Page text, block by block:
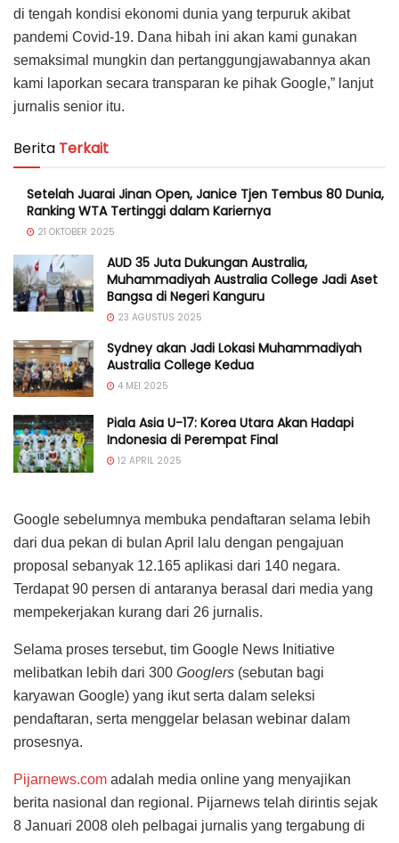
di tengah kondisi ekonomi dunia yang terpuruk akibat
pandemi Covid-19. Dana hibah ini akan kami gunakan
semaksimal mungkin dan pertanggungjawabannya akan
kami laporkan secara transparan ke pihak Google,” lanjut
jurnalis senior itu.
Berita Terkait
Setelah Juarai Jinan Open, Janice Tjen Tembus 80 Dunia,
Ranking WTA Tertinggi dalam Kariernya
21 OKTOBER 2025
AUD 35 Juta Dukungan Australia,
Muhammadiyah Australia College Jadi Aset
Bangsa di Negeri Kanguru
23 AGUSTUS 2025
Sydney akan Jadi Lokasi Muhammadiyah
Australia College Kedua
4 MEI 2025
Piala Asia U-17: Korea Utara Akan Hadapi
Indonesia di Perempat Final
12 APRIL 2025
Google sebelumnya membuka pendaftaran selama lebih
dari dua pekan di bulan April lalu dengan pengajuan
proposal sebanyak 12.165 aplikasi dari 140 negara.
Terdapat 90 persen di antaranya berasal dari media yang
mempekerjakan kurang dari 26 jurnalis.
Selama proses tersebut, tim Google News Initiative
melibatkan lebih dari 300 Googlers (sebutan bagi
karyawan Google) yang ikut serta dalam seleksi
pendaftaran, serta menggelar belasan webinar dalam
prosesnya.
Pijarnews.com adalah media online yang menyajikan
berita nasional dan regional. Pijarnews telah dirintis sejak
8 Januari 2008 oleh pelbagai jurnalis yang tergabung di